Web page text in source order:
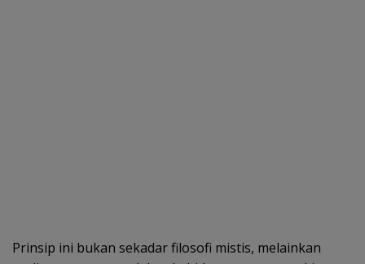
Prinsip ini bukan sekadar filosofi mistis, melainkan